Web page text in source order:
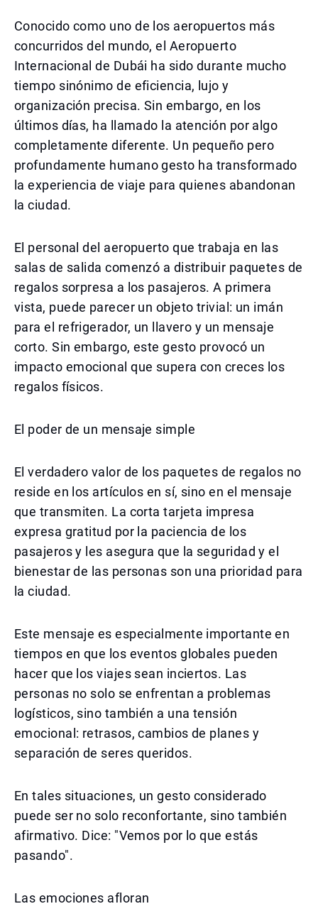
Conocido como uno de los aeropuertos más
concurridos del mundo, el Aeropuerto
Internacional de Dubái ha sido durante mucho
tiempo sinónimo de eficiencia, lujo y
organización precisa. Sin embargo, en los
últimos días, ha llamado la atención por algo
completamente diferente. Un pequeño pero
profundamente humano gesto ha transformado
la experiencia de viaje para quienes abandonan
la ciudad.
El personal del aeropuerto que trabaja en las
salas de salida comenzó a distribuir paquetes de
regalos sorpresa a los pasajeros. A primera
vista, puede parecer un objeto trivial: un imán
para el refrigerador, un llavero y un mensaje
corto. Sin embargo, este gesto provocó un
impacto emocional que supera con creces los
regalos físicos.
El poder de un mensaje simple
El verdadero valor de los paquetes de regalos no
reside en los artículos en sí, sino en el mensaje
que transmiten. La corta tarjeta impresa
expresa gratitud por la paciencia de los
pasajeros y les asegura que la seguridad y el
bienestar de las personas son una prioridad para
la ciudad.
Este mensaje es especialmente importante en
tiempos en que los eventos globales pueden
hacer que los viajes sean inciertos. Las
personas no solo se enfrentan a problemas
logísticos, sino también a una tensión
emocional: retrasos, cambios de planes y
separación de seres queridos.
En tales situaciones, un gesto considerado
puede ser no solo reconfortante, sino también
afirmativo. Dice: "Vemos por lo que estás
pasando".
Las emociones afloran